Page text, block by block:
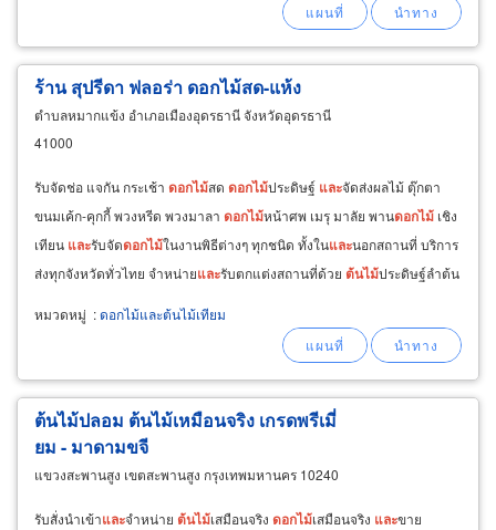
ร้าน สุปรีดา ฟลอร่า ดอกไม้สด-แห้ง
ตำบลหมากแข้ง อำเภอเมืองอุดรธานี จังหวัดอุดรธานี
41000
รับจัดช่อ แจกัน กระเช้า ดอกไม้สด ดอกไม้ประดิษฐ์ และจัดส่งผลไม้ ตุ๊กตา
ขนมเค้ก-คุกกี้ พวงหรีด พวงมาลา ดอกไม้หน้าศพ เมรุ มาลัย พานดอกไม้ เชิง
เทียน และรับจัดดอกไม้ในงานพิธีต่างๆ ทุกชนิด ทั้งในและนอกสถานที่ บริการ
ส่งทุกจังหวัดทั่วไทย จำหน่ายและรับตกแต่งสถานที่ด้วย ต้นไม้ประดิษฐ์ลำต้น
หมวดหมู่ :ดอกไม้และต้นไม้เทียม
ต้นไม้ปลอม ต้นไม้เหมือนจริง เกรดพรีเมี่
ยม - มาดามขจี
แขวงสะพานสูง เขตสะพานสูง กรุงเทพมหานคร 10240
รับสั่งนำเข้าและจำหน่าย ต้นไม้เสมือนจริง ดอกไม้เสมือนจริง และขาย